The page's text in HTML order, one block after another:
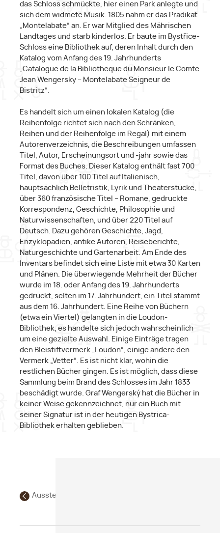
das Schloss schmückte, hier einen Park anlegte und
sich dem widmete Musik. 1805 nahm er das Prädikat
„Montelabate“ an. Er war Mitglied des Mährischen
Landtages und starb kinderlos. Er baute im Bystřice-
Schloss eine Bibliothek auf, deren Inhalt durch den
Katalog vom Anfang des 19. Jahrhunderts
„Catalogue de la Bibliotheque du Monsieur le Comte
Jean Wengersky – Montelabate Seigneur de
Bistritz“.
Es handelt sich um einen lokalen Katalog (die
Reihenfolge richtet sich nach den Schränken,
Reihen und der Reihenfolge im Regal) mit einem
Autorenverzeichnis, die Beschreibungen umfassen
Titel, Autor, Erscheinungsort und -jahr sowie das
Format des Buches. Dieser Katalog enthält fast 700
Titel, davon über 100 Titel auf Italienisch,
hauptsächlich Belletristik, Lyrik und Theaterstücke,
über 360 französische Titel – Romane, gedruckte
Korrespondenz, Geschichte, Philosophie und
Naturwissenschaften, und über 220 Titel auf
Deutsch. Dazu gehören Geschichte, Jagd,
Enzyklopädien, antike Autoren, Reiseberichte,
Naturgeschichte und Gartenarbeit. Am Ende des
Inventars befindet sich eine Liste mit etwa 30 Karten
und Plänen. Die überwiegende Mehrheit der Bücher
wurde im 18. oder Anfang des 19. Jahrhunderts
gedruckt, selten im 17. Jahrhundert, ein Titel stammt
aus dem 16. Jahrhundert. Eine Reihe von Büchern
(etwa ein Viertel) gelangten in die Loudon-
Bibliothek, es handelte sich jedoch wahrscheinlich
um eine gezielte Auswahl. Einige Einträge tragen
den Bleistiftvermerk „Loudon“, einige andere den
Vermerk „Vetter“. Es ist nicht klar, wohin die
restlichen Bücher gingen. Es ist möglich, dass diese
Sammlung beim Brand des Schlosses im Jahr 1833
beschädigt wurde. Graf Wengerský hat die Bücher in
keiner Weise gekennzeichnet, nur ein Buch mit
seiner Signatur ist in der heutigen Bystrica-
Bibliothek erhalten geblieben.
Ausstellung Gen. Laudon